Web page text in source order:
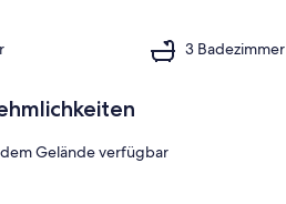
3 Badezimmer
Gelände verfügbar